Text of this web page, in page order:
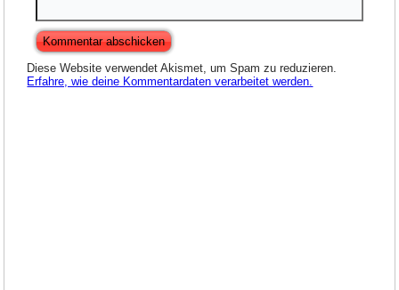
Diese Website verwendet Akismet, um Spam zu reduzieren.
Erfahre, wie deine Kommentardaten verarbeitet werden.